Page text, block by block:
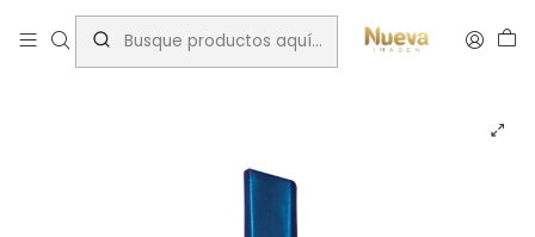
Inicio Insumos Manicure Esmaltes Tradicionales
ESMALTE MASGLO SOFISTICADA 13,5ML